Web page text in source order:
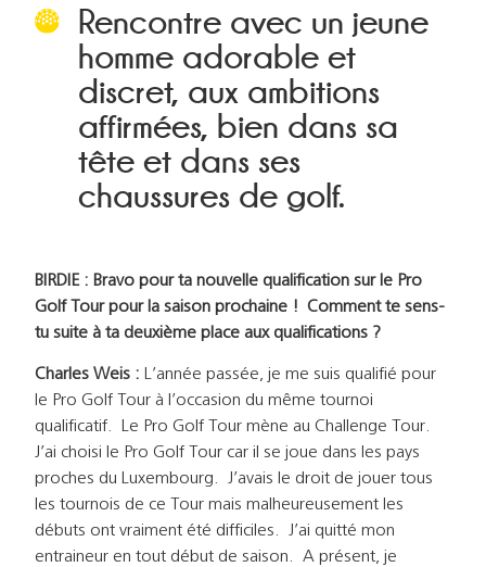
Rencontre avec un jeune
homme adorable et
discret, aux ambitions
affirmées, bien dans sa
tête et dans ses
chaussures de golf.
BIRDIE : Bravo pour ta nouvelle qualification sur le Pro
Golf Tour pour la saison prochaine ! Comment te sens-
tu suite à ta deuxième place aux qualifications ?
Charles Weis : L’année passée, je me suis qualifié pour
le Pro Golf Tour à l’occasion du même tournoi
qualificatif. Le Pro Golf Tour mène au Challenge Tour.
J’ai choisi le Pro Golf Tour car il se joue dans les pays
proches du Luxembourg. J’avais le droit de jouer tous
les tournois de ce Tour mais malheureusement les
débuts ont vraiment été difficiles. J’ai quitté mon
entraineur en tout début de saison. A présent, je